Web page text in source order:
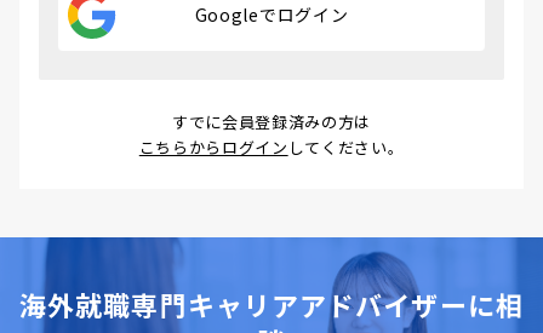
Googleでログイン
すでに会員登録済みの方は
こちらからログイン してください。
海外就職専門キャリアアドバイザーに相